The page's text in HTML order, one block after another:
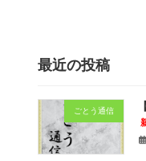
最近の投稿
ごとう通信